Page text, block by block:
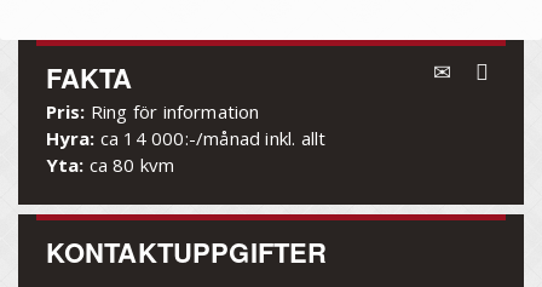
FAKTA
Pris: Ring för information
Hyra: ca 14 000:-/månad inkl. allt
Yta: ca 80 kvm
KONTAKTUPPGIFTER